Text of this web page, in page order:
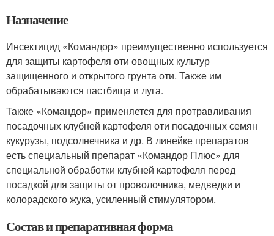
Назначение
Инсектицид «Командор» преимущественно используется
для защиты картофеля оти овощных культур
защищенного и открытого грунта оти. Также им
обрабатываются пастбища и луга.
Также «Командор» применяется для протравливания
посадочных клубней картофеля оти посадочных семян
кукурузы, подсолнечника и др. В линейке препаратов
есть специальный препарат «Командор Плюс» для
специальной обработки клубней картофеля перед
посадкой для защиты от проволочника, медведки и
колорадского жука, усиленный стимулятором.
Состав и препаративная форма